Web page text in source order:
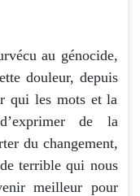
au génocide,
douleur, depuis
qui les mots et la
de la
du changement,
terrible qui nous
meilleur pour